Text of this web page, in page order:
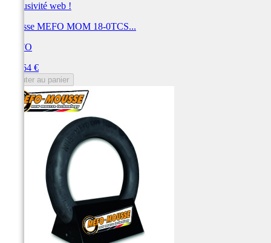
Exclusivité web !
Mousse MEFO MOM 18-0TCS...
MEFO
161,64 €
Ajouter au panier